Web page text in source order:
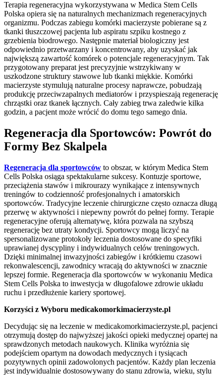
Terapia regeneracyjna wykorzystywana w Medica Stem Cells
Polska opiera się na naturalnych mechanizmach regeneracyjnych
organizmu. Podczas zabiegu komórki macierzyste pobierane są z
tkanki tłuszczowej pacjenta lub aspiratu szpiku kostnego z
grzebienia biodrowego. Następnie materiał biologiczny jest
odpowiednio przetwarzany i koncentrowany, aby uzyskać jak
największą zawartość komórek o potencjale regeneracyjnym. Tak
przygotowany preparat jest precyzyjnie wstrzykiwany w
uszkodzone struktury stawowe lub tkanki miękkie. Komórki
macierzyste stymulują naturalne procesy naprawcze, pobudzają
produkcję przeciwzapalnych mediatorów i przyspieszają regenerację
chrząstki oraz tkanek łącznych. Cały zabieg trwa zaledwie kilka
godzin, a pacjent może wrócić do domu tego samego dnia.
Regeneracja dla Sportowców: Powrót do
Formy Bez Skalpela
Regeneracja dla sportowców to obszar, w którym Medica Stem
Cells Polska osiąga spektakularne sukcesy. Kontuzje sportowe,
przeciążenia stawów i mikrourazy wynikające z intensywnych
treningów to codzienność profesjonalnych i amatorskich
sportowców. Tradycyjne leczenie chirurgiczne często oznacza długą
przerwę w aktywności i niepewny powrót do pełnej formy. Terapie
regeneracyjne oferują alternatywę, która pozwala na szybszą
regenerację bez utraty kondycji. Sportowcy mogą liczyć na
spersonalizowane protokoły leczenia dostosowane do specyfiki
uprawianej dyscypliny i indywidualnych celów treningowych.
Dzięki minimalnej inwazyjności zabiegów i krótkiemu czasowi
rekonwalescencji, zawodnicy wracają do aktywności w znacznie
lepszej formie. Regeneracja dla sportowców w wykonaniu Medica
Stem Cells Polska to inwestycja w długofalowe zdrowie układu
ruchu i przedłużenie kariery sportowej.
Korzyści z Wyboru medicakomorkimacierzyste.pl
Decydując się na leczenie w medicakomorkimacierzyste.pl, pacjenci
otrzymują dostęp do najwyższej jakości opieki medycznej opartej na
sprawdzonych metodach naukowych. Klinika wyróżnia się
podejściem opartym na dowodach medycznych i tysiącach
pozytywnych opinii zadowolonych pacjentów. Każdy plan leczenia
jest indywidualnie dostosowywany do stanu zdrowia, wieku, stylu